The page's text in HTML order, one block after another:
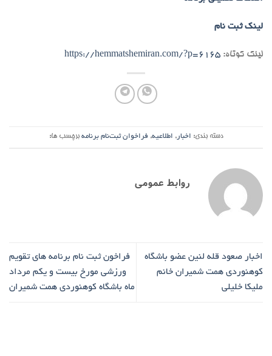
لینک ثبت نام
لینک کوتاه: https://hemmatshemiran.com/?p=6165
دسته بندی: اخبار, اطلاعیه, فراخوان ثبت‌نام برنامه برچسب ها:
روابط عمومی
اخبار صعود قله لنین عضو باشگاه
کوهنوردی همت شمیران خانم
ملیکا خلیلی
فراخون ثبت نام برنامه های تقویم
ورزشی مورخ بیست و یکم مرداد
ماه باشگاه کوهنوردی همت شمیران